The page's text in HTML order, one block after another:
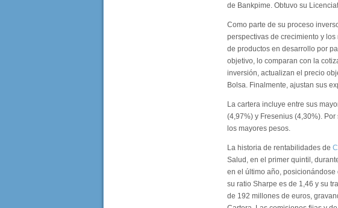
de Bankpime. Obtuvo su
Como parte de su proceso
perspectivas de crecimiento y
de productos en desarrollo por
objetivo, lo comparan con la
inversión, actualizan el precio
Bolsa. Finalmente, ajustan sus
La cartera incluye entre sus
(4,97%) y Fresenius (4,30%).
los mayores pesos.
La historia de rentabilidades de
Salud, en el primer quintil,
en el último año,
su ratio Sharpe es de 1,46 y su
de 192 millones de euros,